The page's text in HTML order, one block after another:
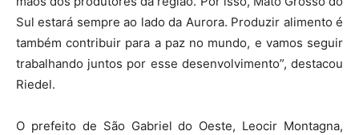
Sul estará sempre ao lado da Aurora. Produzir alimento é
também contribuir para a paz no mundo, e vamos seguir
trabalhando juntos por esse desenvolvimento”, destacou
Riedel.
O prefeito de São Gabriel do Oeste, Leocir Montagna,